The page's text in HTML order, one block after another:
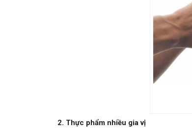
2. Thực phẩm nhiều gia vị